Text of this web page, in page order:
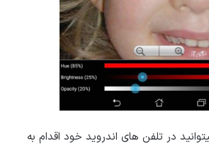
در تلفن های اندروید خود اقدام به